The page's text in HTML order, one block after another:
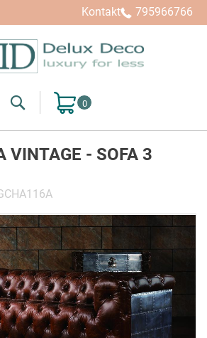
Kontakt 795966766
SearchMój koszyk
VINTAGE - SOFA 3